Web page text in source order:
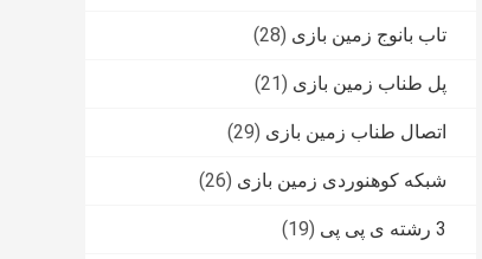
تاب بانوج زمین بازی (28)
پل طناب زمین بازی (21)
اتصال طناب زمین بازی (29)
شبکه کوهنوردی زمین بازی (26)
3 رشته ی پی پی (19)